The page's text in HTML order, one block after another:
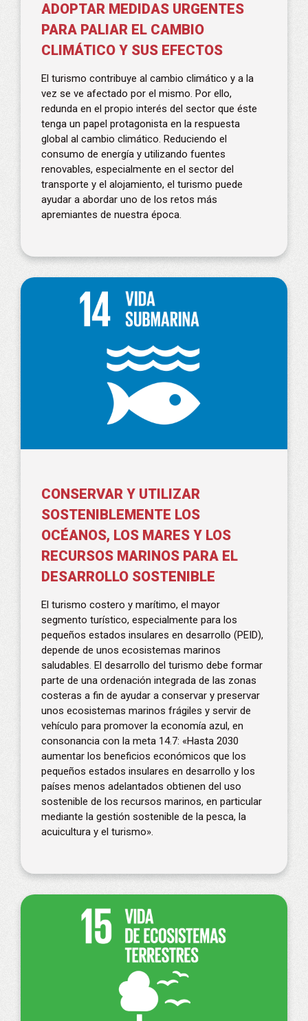
ADOPTAR MEDIDAS URGENTES
PARA PALIAR EL CAMBIO
CLIMÁTICO Y SUS EFECTOS
El turismo contribuye al cambio climático y a la
vez se ve afectado por el mismo. Por ello,
redunda en el propio interés del sector que éste
tenga un papel protagonista en la respuesta
global al cambio climático. Reduciendo el
consumo de energía y utilizando fuentes
renovables, especialmente en el sector del
transporte y el alojamiento, el turismo puede
ayudar a abordar uno de los retos más
apremiantes de nuestra época.
CONSERVAR Y UTILIZAR
SOSTENIBLEMENTE LOS
OCÉANOS, LOS MARES Y LOS
RECURSOS MARINOS PARA EL
DESARROLLO SOSTENIBLE
El turismo costero y marítimo, el mayor
segmento turístico, especialmente para los
pequeños estados insulares en desarrollo (PEID),
depende de unos ecosistemas marinos
saludables. El desarrollo del turismo debe formar
parte de una ordenación integrada de las zonas
costeras a fin de ayudar a conservar y preservar
unos ecosistemas marinos frágiles y servir de
vehículo para promover la economía azul, en
consonancia con la meta 14.7: «Hasta 2030
aumentar los beneficios económicos que los
pequeños estados insulares en desarrollo y los
países menos adelantados obtienen del uso
sostenible de los recursos marinos, en particular
mediante la gestión sostenible de la pesca, la
acuicultura y el turismo».